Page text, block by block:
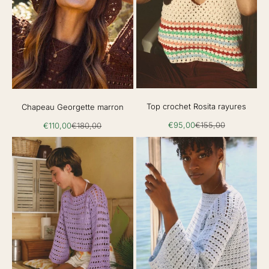
Chapeau Georgette marron
Prix de vente
€110,00Prix normal
€180,00
Top crochet Rosita rayures
Prix de vente
€95,00Prix normal
€155,00